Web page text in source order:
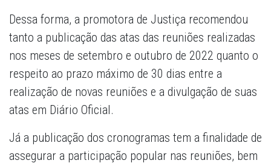
Dessa forma, a promotora de Justiça recomendou
tanto a publicação das atas das reuniões realizadas
nos meses de setembro e outubro de 2022 quanto o
respeito ao prazo máximo de 30 dias entre a
realização de novas reuniões e a divulgação de suas
atas em Diário Oficial.
Já a publicação dos cronogramas tem a finalidade de
assegurar a participação popular nas reuniões, bem